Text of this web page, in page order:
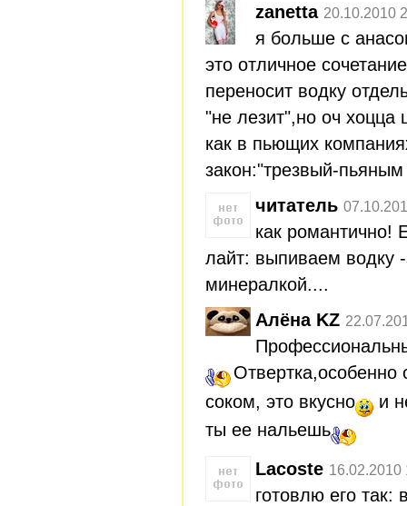
zanetta 20.10.2010
я больше с
это отличное
переносит водку
"не лезит",но оч
как в пьющих
закон:"трезвый-
читатель
как романтично!
лайт: выпиваем водку
минералкой....
Алёна KZ
соком, это вкусно
и
ты ее нальешь
Lacoste 16.02.2010
готовлю его так: